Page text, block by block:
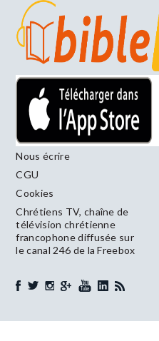
Nous écrire
CGU
Cookies
Chrétiens TV, chaîne de
télévision chrétienne
francophone diffusée sur
le canal 246 de la Freebox